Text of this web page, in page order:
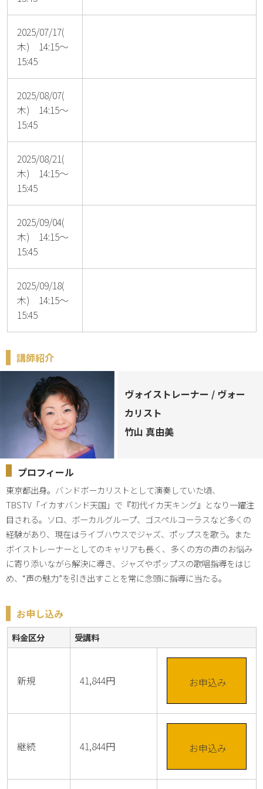
2025/07/17(
木) 14:15～
15:45
2025/08/07(
木) 14:15～
15:45
2025/08/21(
木) 14:15～
15:45
2025/09/04(
木) 14:15～
15:45
2025/09/18(
木) 14:15～
15:45
講師紹介
ヴォイストレーナー / ヴォー
カリスト
竹山 真由美
プロフィール
東京都出身。バンドボーカリストとして演奏していた頃、
TBSTV「イカすバンド天国」で『初代イカ天キング』となり一躍注
目される。ソロ、ボーカルグループ、ゴスペルコーラスなど多くの
経験があり、現在はライブハウスでジャズ、ポップスを歌う。また
ボイストレーナーとしてのキャリアも長く、多くの方の声のお悩み
に寄り添いながら解決に導き、ジャズやポップスの歌唱指導をはじ
め、“声の魅力”を引き出すことを常に念頭に指導に当たる。
お申し込み
料金区分 受講料
新規 41,844円 お申込み
継続 41,844円 お申込み